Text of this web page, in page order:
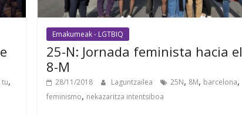
,
Emakumeak - LGTBIQ
25-N: Jornada feminista hacia el
8-M
28/11/2018 Laguntzailea 25N, 8M, barcelona,
feminismo, nekazaritza intentsiboa